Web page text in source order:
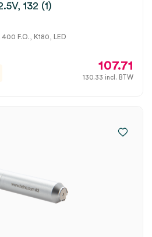
132 (1)
F.O., K180, LED
107.71
130.33 incl. BTW